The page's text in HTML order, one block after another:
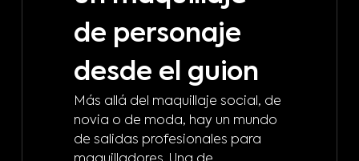
de personaje
desde el guion
Más allá del maquillaje social, de
novia o de moda, hay un mundo
de salidas profesionales para